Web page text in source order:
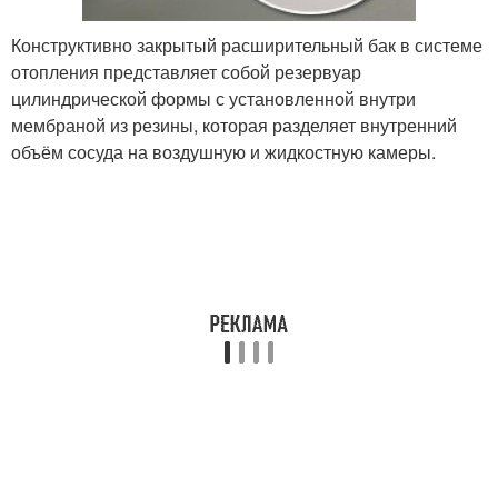
Конструктивно закрытый расширительный бак в системе
отопления представляет собой резервуар
цилиндрической формы с установленной внутри
мембраной из резины, которая разделяет внутренний
объём сосуда на воздушную и жидкостную камеры.